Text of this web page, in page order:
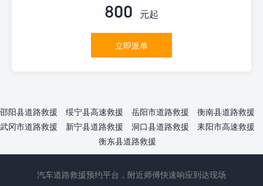
800 元起
立即派单
邵阳县道路救援 绥宁县高速救援 岳阳市道路救援
衡南县道路救援
武冈市道路救援
新宁县道路救援 洞口县道路救援
耒阳市高速救援
衡东县道路救援
汽车道路救援预约平台，附近师傅快速响应到达现场